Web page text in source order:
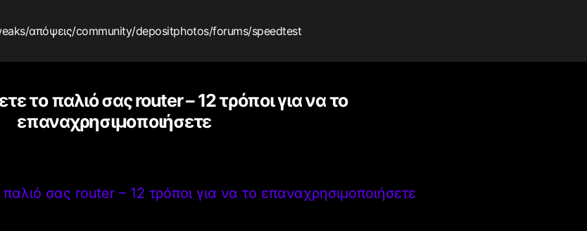
/απόψεις/community/depositphotos/forums/speedtest
το παλιό σας router – 12 τρόποι για να το
επαναχρησιμοποιήσετε
σας router – 12 τρόποι για να το επαναχρησιμοποιήσετε